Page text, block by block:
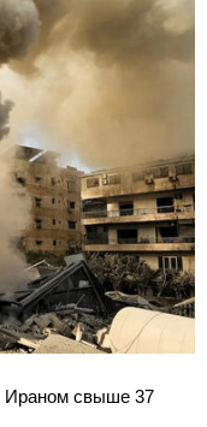
Ираном свыше 37